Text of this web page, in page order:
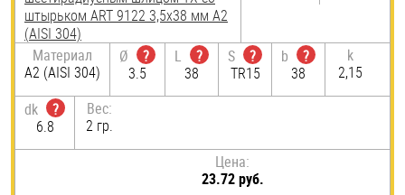
штырьком ART 9122 3,5х38 мм А2
(AISI 304)
Материал
А2 (AISI 304)
Ø
?
3.5
L
?
38
S
?
TR15
b
?
38
k
2,15
dk
?
6.8
Вес:
2 гр.
Цена:
23.72 руб.